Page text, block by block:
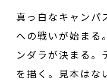
真っ白なキャンパ
への戦いが始まる
ンダラが決まる。
を描く。見本はな